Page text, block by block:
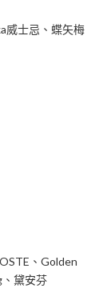
威士忌、蝶矢梅
、Golden
黛安芬